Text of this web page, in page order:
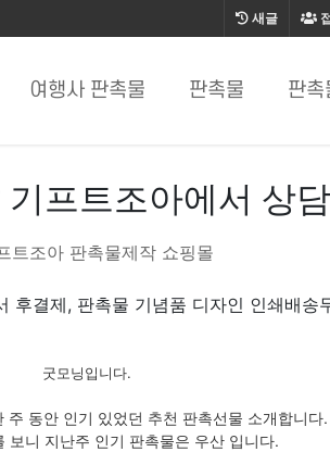
새글
여행사 판촉물 판촉물 판촉
프트조아에서 상
후결제, 판촉물 기념품 디자인 인쇄배송
굿모닝입니다.
주 동안 인기 있었던 추천 판촉선물 소개합니다.
보니 지난주 인기 판촉물은 우산 입니다.